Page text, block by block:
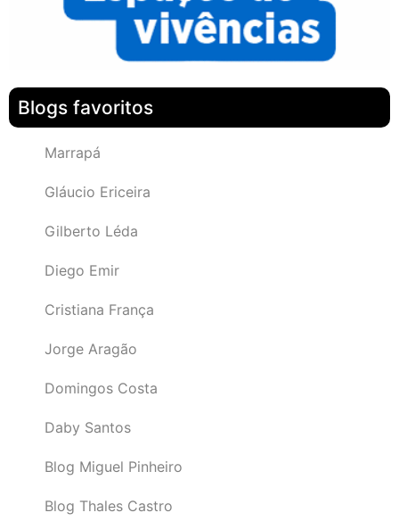
Blogs favoritos
Marrapá
Gláucio Ericeira
Gilberto Léda
Diego Emir
Cristiana França
Jorge Aragão
Domingos Costa
Daby Santos
Blog Miguel Pinheiro
Blog Thales Castro